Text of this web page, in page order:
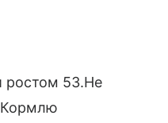
ростом 53.Не